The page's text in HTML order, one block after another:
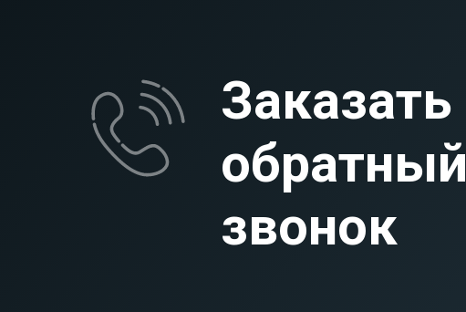
Заказать
обратный
звонок